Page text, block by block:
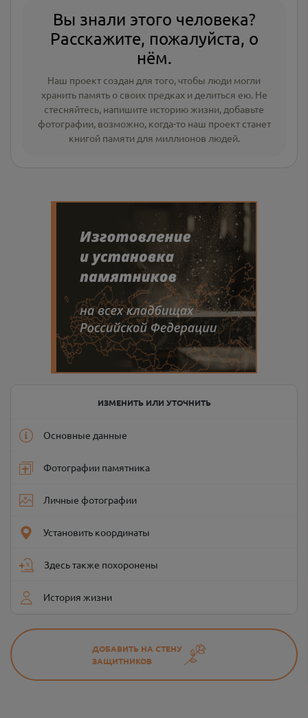
Вы знали этого человека?
Расскажите, пожалуйста, о
нём.
Наш проект создан для того, чтобы люди могли
хранить память о своих предках и делиться ею. Не
стесняйтесь, напишите историю жизни, добавьте
фотографии, возможно, когда-то наш проект станет
книгой памяти для миллионов людей.
ИЗМЕНИТЬ ИЛИ УТОЧНИТЬ
Основные данные
Фотографии памятника
Личные фотографии
Установить координаты
Здесь также похоронены
История жизни
ДОБАВИТЬ НА СТЕНУ
ЗАЩИТНИКОВ